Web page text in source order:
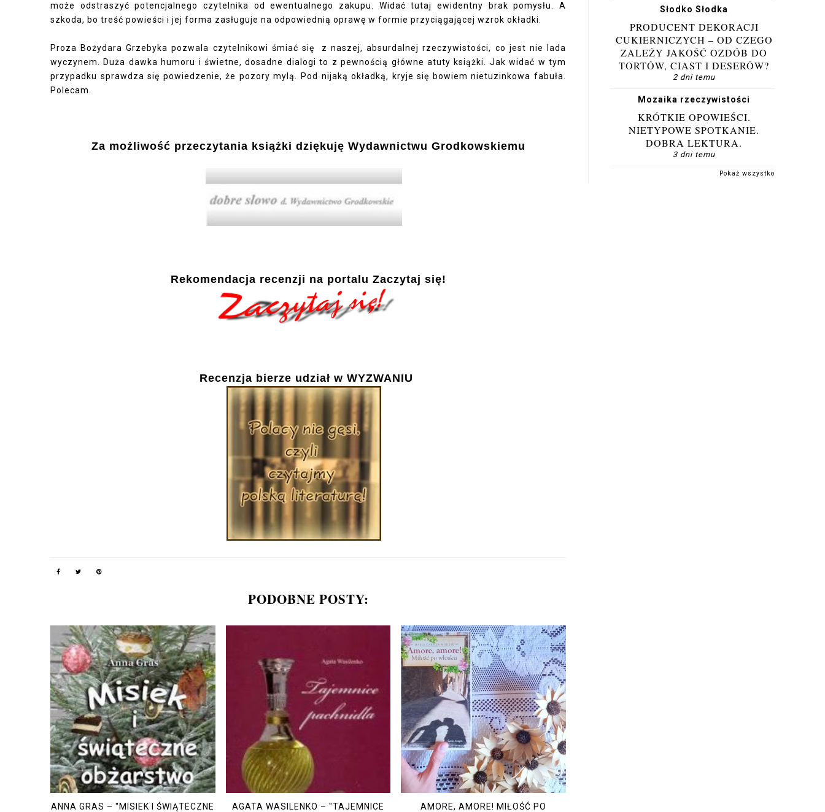
może odstraszyć potencjalnego czytelnika od ewentualnego zakupu. Widać tutaj ewidentny brak pomysłu. A
szkoda, bo treść powieści i jej forma zasługuje na odpowiednią oprawę w formie przyciągającej wzrok okładki.
Proza Bożydara Grzebyka pozwala czytelnikowi śmiać się z naszej, absurdalnej rzeczywistości, co jest nie lada
wyczynem. Duża dawka humoru i świetne, dosadne dialogi to z pewnością główne atuty książki. Jak widać w tym
przypadku sprawdza się powiedzenie, że pozory mylą. Pod nijaką okładką, kryje się bowiem nietuzinkowa fabuła.
Polecam.
Za możliwość przeczytania książki dziękuję Wydawnictwu Grodkowskiemu
Rekomendacja recenzji na portalu Zaczytaj się!
Recenzja bierze udział w WYZWANIU
PODOBNE POSTY:
ANNA GRAS – "MISIEK I ŚWIĄTECZNE
AGATA WASILENKO – "TAJEMNICE
AMORE, AMORE! MIŁOŚĆ PO
Słodko Słodka
PRODUCENT DEKORACJI
CUKIERNICZYCH – OD CZEGO
ZALEŻY JAKOŚĆ OZDÓB DO
TORTÓW, CIAST I DESERÓW?
2 dni temu
Mozaika rzeczywistości
KRÓTKIE OPOWIEŚCI.
NIETYPOWE SPOTKANIE.
DOBRA LEKTURA.
3 dni temu
Pokaż wszystko